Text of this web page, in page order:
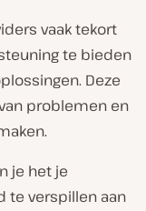
vaak tekort
te bieden
Deze
problemen en
je het je
te verspillen aan